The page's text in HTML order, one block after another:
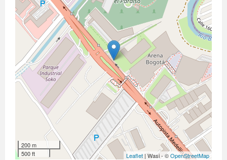
200 m
500 ft
Leaflet | Wasi - ©OpenStreetMap